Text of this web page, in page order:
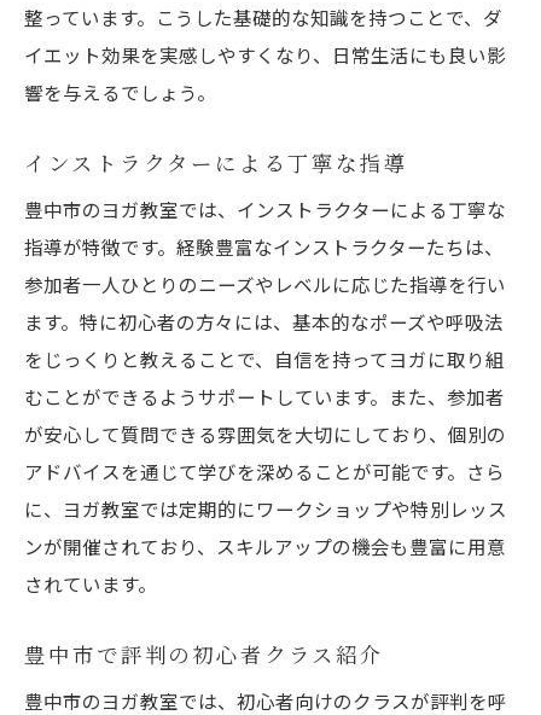
整っています。こうした基礎的な知識を持つことで、ダ
イエット効果を実感しやすくなり、日常生活にも良い影
響を与えるでしょう。
インストラクターによる丁寧な指導
豊中市のヨガ教室では、インストラクターによる丁寧な
指導が特徴です。経験豊富なインストラクターたちは、
参加者一人ひとりのニーズやレベルに応じた指導を行い
ます。特に初心者の方々には、基本的なポーズや呼吸法
をじっくりと教えることで、自信を持ってヨガに取り組
むことができるようサポートしています。また、参加者
が安心して質問できる雰囲気を大切にしており、個別の
アドバイスを通じて学びを深めることが可能です。さら
に、ヨガ教室では定期的にワークショップや特別レッス
ンが開催されており、スキルアップの機会も豊富に用意
されています。
豊中市で評判の初心者クラス紹介
豊中市のヨガ教室では、初心者向けのクラスが評判を呼